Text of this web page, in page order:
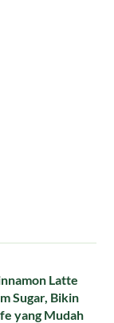
Latte
Sugar, Bikin
yang Mudah